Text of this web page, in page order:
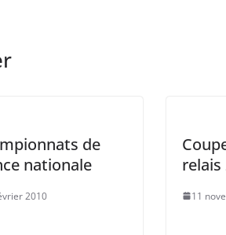
de
nationale
2010
relais
11